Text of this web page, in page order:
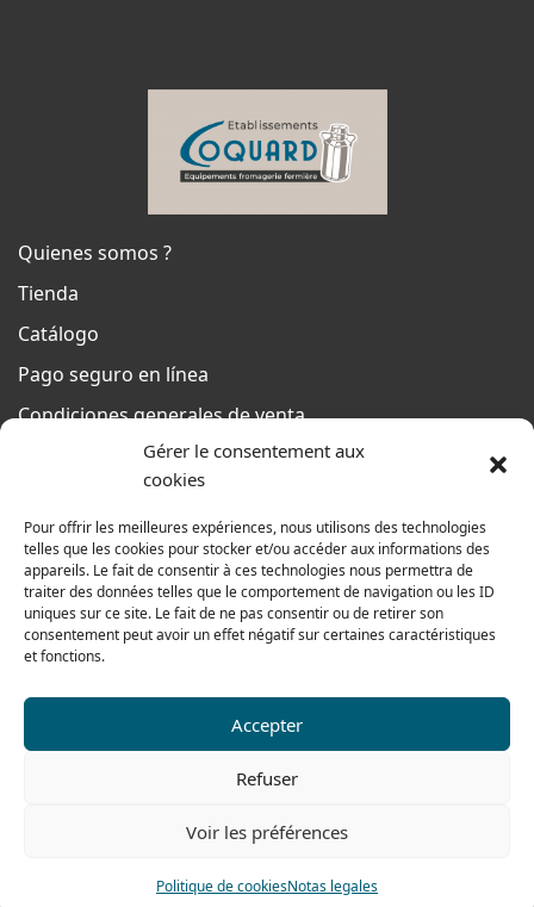
Gérer le consentement aux
cookies
Pour offrir les meilleures expériences, nous utilisons des technologies
telles que les cookies pour stocker et/ou accéder aux informations des
appareils. Le fait de consentir à ces technologies nous permettra de
traiter des données telles que le comportement de navigation ou les ID
uniques sur ce site. Le fait de ne pas consentir ou de retirer son
consentement peut avoir un effet négatif sur certaines caractéristiques
et fonctions.
Accepter
Refuser
Voir les préférences
Politique de cookiesNotas legales
Quienes somos ?
Tienda
Catálogo
Pago seguro en línea
Condiciones generales de venta
Del lunes al jueves
De 8h a 12h30 y de 13h30 a 17h20
El viernes
De 8h a 12h30 y de 13h30 a 16h
Nuestra gama para particulares
478 rue Alexandre Richetta